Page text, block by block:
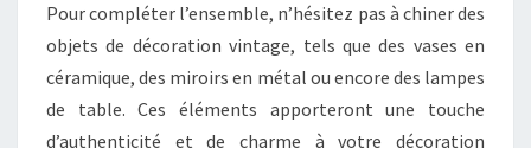
Pour compléter l’ensemble, n’hésitez pas à chiner des
objets de décoration vintage, tels que des vases en
céramique, des miroirs en métal ou encore des lampes
de table. Ces éléments apporteront une touche
d’authenticité et de charme à votre décoration